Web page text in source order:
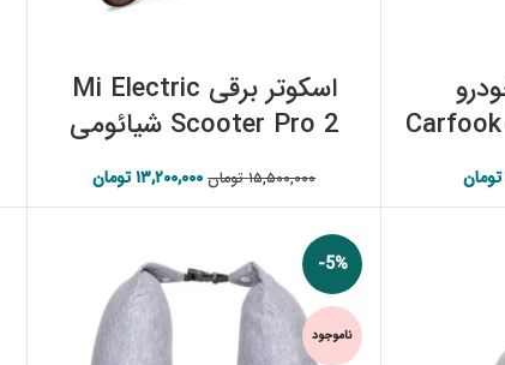
اصلی:تومان
اسکوتر برقی Mi Electric
Scooter Pro 2 شیائومی
۱۵,۵۰۰,۰۰۰ تومان
قیمت اصلی:۱۳,۲۰۰,۰۰۰تومان
-5%
ناموجود